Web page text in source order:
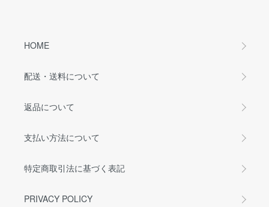
HOME
配送・送料について
返品について
支払い方法について
特定商取引法に基づく表記
PRIVACY POLICY